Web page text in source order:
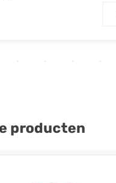
producten